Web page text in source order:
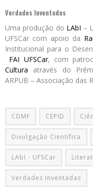
Verdades Inventadas
Uma produção do LAbI –
UFSCar com apoio da
Institucional para o
FAI UFSCar, com
Cultura através do
ARPUB – Associação das
CDMF CEPID
Divulgação Científica
LAbI - UFSCar
Verdades Inventadas